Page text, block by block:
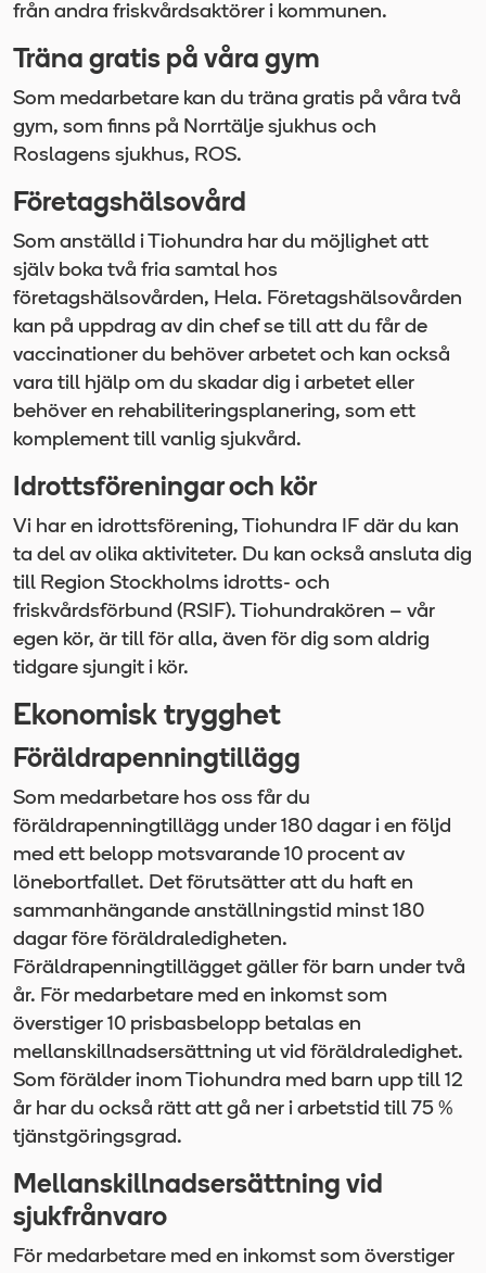
från andra friskvårdsaktörer i kommunen.
Träna gratis på våra gym
Som medarbetare kan du träna gratis på våra två
gym, som finns på Norrtälje sjukhus och
Roslagens sjukhus, ROS.
Företagshälsovård
Som anställd i Tiohundra har du möjlighet att
själv boka två fria samtal hos
företagshälsovården, Hela. Företagshälsovården
kan på uppdrag av din chef se till att du får de
vaccinationer du behöver arbetet och kan också
vara till hjälp om du skadar dig i arbetet eller
behöver en rehabiliteringsplanering, som ett
komplement till vanlig sjukvård.
Idrottsföreningar och kör
Vi har en idrottsförening, Tiohundra IF där du kan
ta del av olika aktiviteter. Du kan också ansluta dig
till Region Stockholms idrotts- och
friskvårdsförbund (RSIF). Tiohundrakören – vår
egen kör, är till för alla, även för dig som aldrig
tidgare sjungit i kör.
Ekonomisk trygghet
Föräldrapenningtillägg
Som medarbetare hos oss får du
föräldrapenningtillägg under 180 dagar i en följd
med ett belopp motsvarande 10 procent av
lönebortfallet. Det förutsätter att du haft en
sammanhängande anställningstid minst 180
dagar före föräldraledigheten.
Föräldrapenningtillägget gäller för barn under två
år. För medarbetare med en inkomst som
överstiger 10 prisbasbelopp betalas en
mellanskillnadsersättning ut vid föräldraledighet.
Som förälder inom Tiohundra med barn upp till 12
år har du också rätt att gå ner i arbetstid till 75 %
tjänstgöringsgrad.
Mellanskillnadsersättning vid
sjukfrånvaro
För medarbetare med en inkomst som överstiger